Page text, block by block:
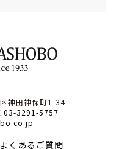
神田神保町1-34
03-3291-5757
よくあるご質問